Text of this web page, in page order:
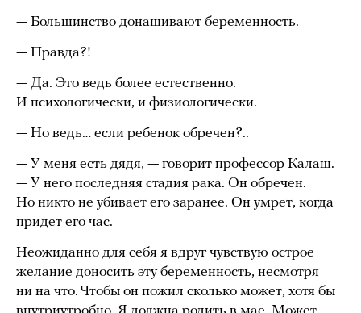
— Большинство донашивают беременность.
— Правда?!
— Да. Это ведь более естественно.
И психологически, и физиологически.
— Но ведь… если ребенок обречен?..
— У меня есть дядя, — говорит профессор Калаш.
— У него последняя стадия рака. Он обречен.
Но никто не убивает его заранее. Он умрет, когда
придет его час.
Неожиданно для себя я вдруг чувствую острое
желание доносить эту беременность, несмотря
ни на что. Чтобы он пожил сколько может, хотя бы